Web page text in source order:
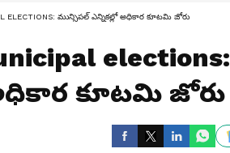
ELECTIONS: మున్సిప‌ల్ ఎన్నిక‌ల్లో అధికార కూట‌మి జోరు
elections:
కూట‌మి జోరు